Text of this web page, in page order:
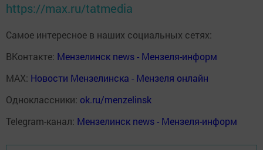
https://max.ru/tatmedia
Самое интересное в наших социальных сетях:
ВКонтакте: Мензелинск news - Мензеля-информ
MAX: Новости Мензелинска - Мензеля онлайн
Одноклассники: ok.ru/menzelinsk
Telegram-канал: Мензелинск news - Мензеля-информ